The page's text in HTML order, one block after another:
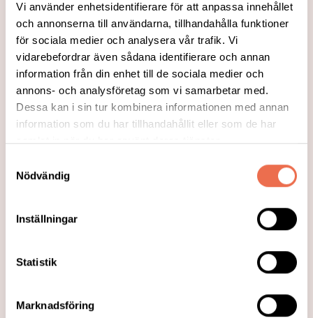
Vi använder enhetsidentifierare för att anpassa innehållet
och annonserna till användarna, tillhandahålla funktioner
för sociala medier och analysera vår trafik. Vi
vidarebefordrar även sådana identifierare och annan
information från din enhet till de sociala medier och
annons- och analysföretag som vi samarbetar med.
Dessa kan i sin tur kombinera informationen med annan
information som du har tillhandahållit eller som de har
samlat in när du har använt deras tjänster.
Nödvändig
Inställningar
Statistik
Marknadsföring
2025-09-11
Peptider från probiotiska bakterier
covid-19
virus som orsakar sjukdomar hos
peptider från probiotiska bakterier kan
och covid-19, rapporterar Forskning.se